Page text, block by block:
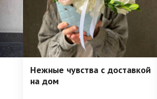
Нежные чувства с доставкой
на дом